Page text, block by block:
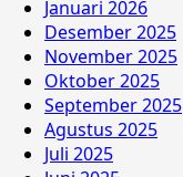
Januari 2026
Desember 2025
November 2025
Oktober 2025
September 2025
Agustus 2025
Juli 2025